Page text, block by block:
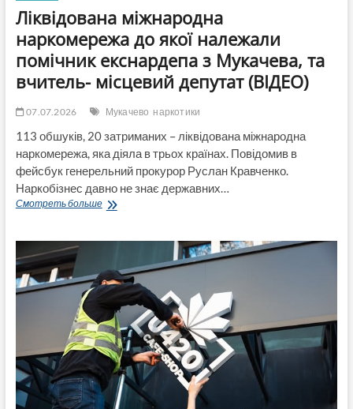
Ліквідована міжнародна
наркомережа до якої належали
помічник екснардепа з Мукачева, та
вчитель- місцевий депутат (ВІДЕО)
07.07.2026 Мукачево наркотики
113 обшуків, 20 затриманих – ліквідована міжнародна
наркомережа, яка діяла в трьох країнах. Повідомив в
фейсбук генерельний прокурор Руслан Кравченко.
Наркобізнес давно не знає державних…
Смотреть большеЛіквідована
належали
помічник
екснардепа
Мукачева,
та
вчитель-
місцевий
депутат
(ВІДЕО)